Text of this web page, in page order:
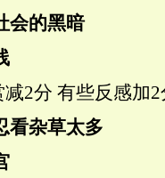
会的黑暗
减2分 有些反感加2
看杂草太多